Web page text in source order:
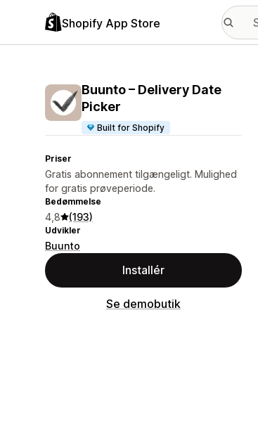
Shopify App Store
Buunto – Delivery Date
Picker
Built for Shopify
Priser
Gratis abonnement tilgængeligt. Mulighed
for gratis prøveperiode.
Bedømmelse
4,8 (193)
Udvikler
Buunto
Installér
Se demobutik